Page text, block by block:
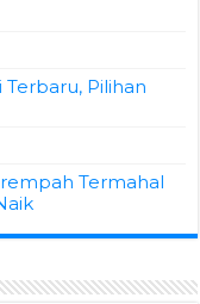
Terbaru, Pilihan
Termahal